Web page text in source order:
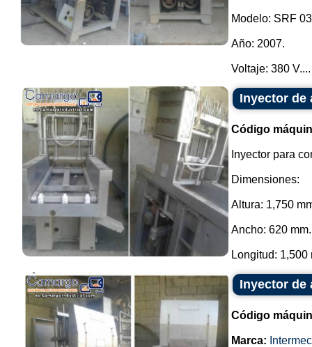
Modelo: SRF
Año: 2007.
Voltaje: 380 V....
Inyector de
Código
Inyector para
Dimensiones:
Altura: 1,750
Ancho: 620 mm.
Longitud: 1,500
Inyector de
Código
Marca: Intermec